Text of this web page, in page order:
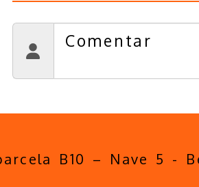
B10 – Nave 5 -